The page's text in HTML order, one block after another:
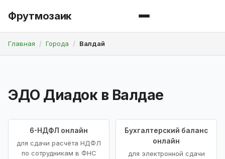
Фрутмозаик
Главная Города Валдай
ЭДО Диадок в Валдае
6-НДФЛ онлайн
для сдачи расчёта НДФЛ
по сотрудникам в ФНС
Бухгалтерский баланс
онлайн
для электронной сдачи